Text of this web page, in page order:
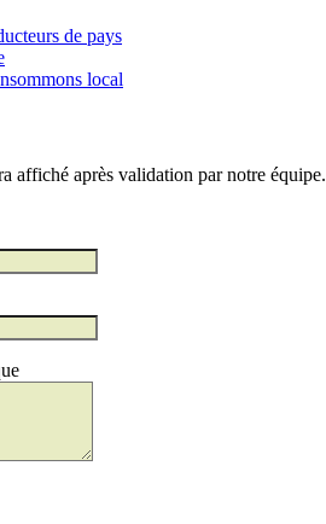
de pays
local
affiché après validation par notre équipe.